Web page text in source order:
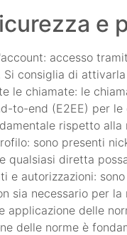
e
accesso
Si consiglia di
le chiamate: le
to-end (E2EE) per
rispetto alla
sono presenti
qualsiasi diretta
e autorizzazioni:
sia necessario per
applicazione delle
delle norme è